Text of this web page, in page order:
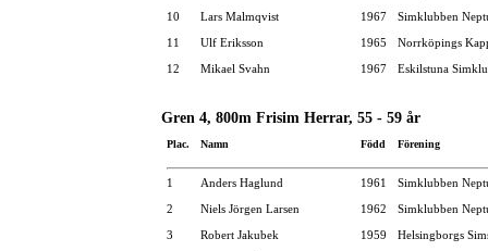
10
Lars Malmqvist 1967
Simklubben
11
Ulf Eriksson 1965
Norrköpings
12
Mikael Svahn 1967 Eskilstuna
Gren 4, 800m Frisim Herrar, 55 - 59 år
Plac. Namn Född Förening
1 Anders Haglund 1961
Simklubben
2
Niels Jörgen Larsen 1962
Simklubben
3
Robert Jakubek 1959
Helsingborgs